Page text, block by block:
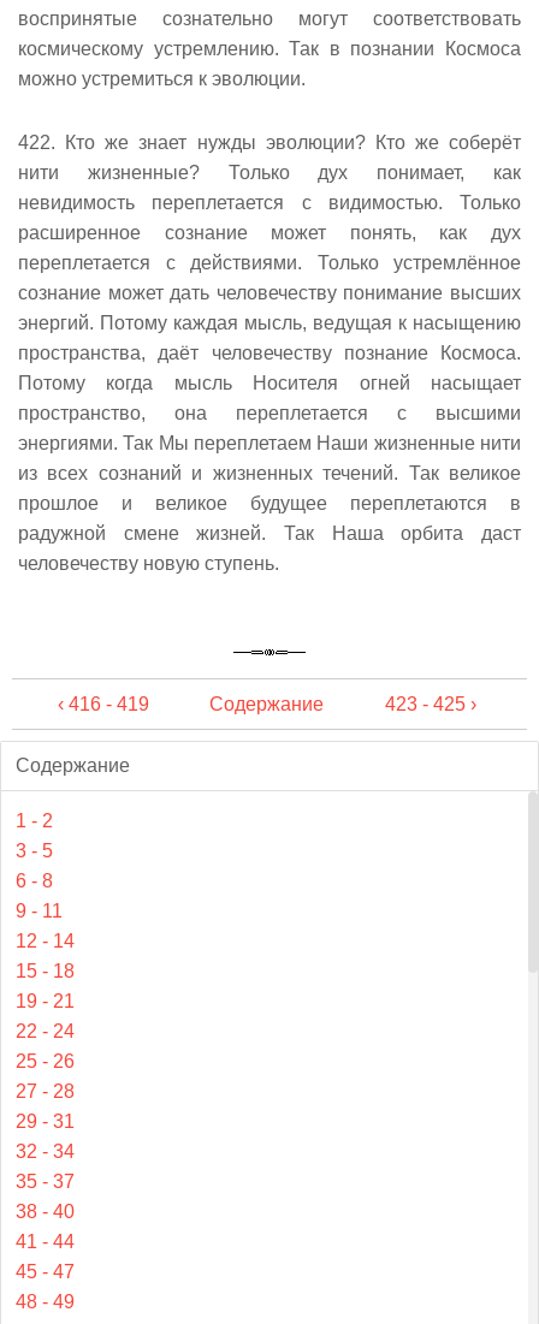
воспринятые сознательно могут соответствовать
космическому устремлению. Так в познании Космоса
можно устремиться к эволюции.
422. Кто же знает нужды эволюции? Кто же соберёт
нити жизненные? Только дух понимает, как
невидимость переплетается с видимостью. Только
расширенное сознание может понять, как дух
переплетается с действиями. Только устремлённое
сознание может дать человечеству понимание высших
энергий. Потому каждая мысль, ведущая к насыщению
пространства, даёт человечеству познание Космоса.
Потому когда мысль Носителя огней насыщает
пространство, она переплетается с высшими
энергиями. Так Мы переплетаем Наши жизненные нити
из всех сознаний и жизненных течений. Так великое
прошлое и великое будущее переплетаются в
радужной смене жизней. Так Наша орбита даст
человечеству новую ступень.
‹ 416 - 419 Содержание 423 - 425 ›
Содержание
1 - 2
3 - 5
6 - 8
9 - 11
12 - 14
15 - 18
19 - 21
22 - 24
25 - 26
27 - 28
29 - 31
32 - 34
35 - 37
38 - 40
41 - 44
45 - 47
48 - 49